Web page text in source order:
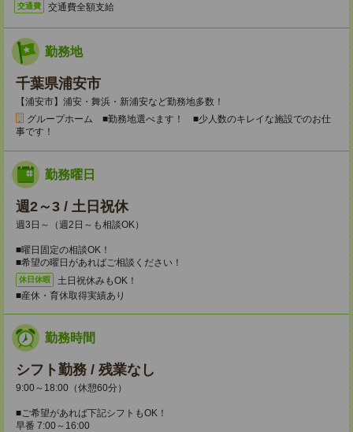
交通費 交通費全額支給
勤務地
千葉県浦安市
【浦安市】浦安・舞浜・新浦安など勤務地多数！
グループホーム ■勤務地選べます！ ■少人数のキレイな施設でのお仕
事です！
勤務曜日
週2～3 / 土日祝休
週3日～（週2日～も相談OK）
■曜日固定の相談OK！
■希望の曜日があればご相談ください！
休日休暇
土日祝休みもOK！
■産休・育休取得実績あり
勤務時間
シフト勤務 / 残業なし
9:00～18:00（休憩60分）
■ご希望があれば下記シフトもOK！
早番 7:00～16:00